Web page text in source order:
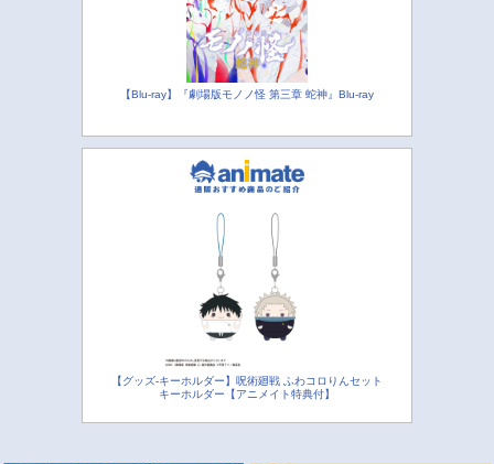
【Blu-ray】『劇場版モノノ怪 第三章 蛇神』Blu-ray
【グッズ-キーホルダー】呪術廻戦 ふわコロりんセット
キーホルダー【アニメイト特典付】